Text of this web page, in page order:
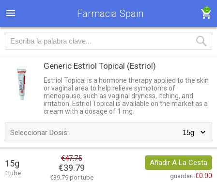
Farmacia Spain 0
Generic Estriol Topical (Estriol)
Estriol Topical is a hormone therapy applied to the skin
or vaginal area to help relieve symptoms of
menopause, such as vaginal dryness, itching, and
irritation. Estriol Topical is available on the market as a
cream with a dosage of 1 mg.
Seleccionar Dosis:
15g
1tube
€47.75
€39.79
€39.79 por tube
Añadir A La Cesta
guardar: €0.00